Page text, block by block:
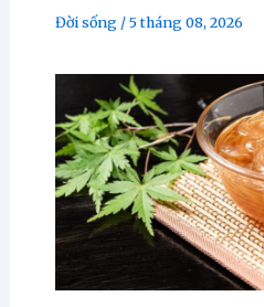
Đời sống/5 tháng 08, 2026